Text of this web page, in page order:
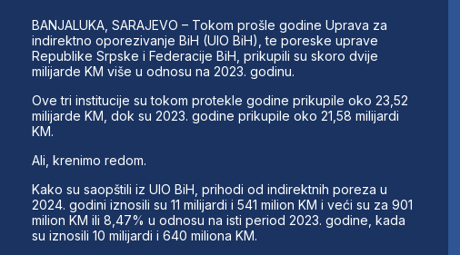
BANJALUKA, SARAJEVO – Tokom prošle godine Uprava za
indirektno oporezivanje BiH (UIO BiH), te poreske uprave
Republike Srpske i Federacije BiH, prikupili su skoro dvije
milijarde KM više u odnosu na 2023. godinu.
Ove tri institucije su tokom protekle godine prikupile oko 23,52
milijarde KM, dok su 2023. godine prikupile oko 21,58 milijardi
KM.
Ali, krenimo redom.
Kako su saopštili iz UIO BiH, prihodi od indirektnih poreza u
2024. godini iznosili su 11 milijardi i 541 milion KM i veći su za 901
milion KM ili 8,47% u odnosu na isti period 2023. godine, kada
su iznosili 10 milijardi i 640 miliona KM.